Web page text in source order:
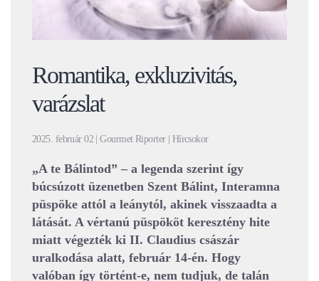
Romantika, exkluzivitás,
varázslat
2025. február 02 | Gourmet Riporter | Hírcsokor
„A te Bálintod” – a legenda szerint így
búcsúzott üzenetben Szent Bálint, Interamna
püspöke attól a leánytól, akinek visszaadta a
látását. A vértanú püspököt keresztény hite
miatt végezték ki II. Claudius császár
uralkodása alatt, február 14-én. Hogy
valóban így történt-e, nem tudjuk, de talán